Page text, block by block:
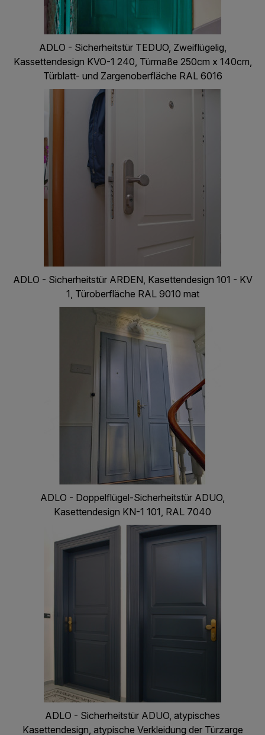
ADLO - Sicherheitstür TEDUO, Zweiflügelig,
Kassettendesign KVO-1 240, Türmaße 250cm x 140cm,
Türblatt- und Zargenoberfläche RAL 6016
ADLO - Sicherheitstür ARDEN, Kasettendesign 101 - KV
1, Türoberfläche RAL 9010 mat
ADLO - Doppelflügel-Sicherheitstür ADUO,
Kasettendesign KN-1 101, RAL 7040
ADLO - Sicherheitstür ADUO, atypisches
Kasettendesign, atypische Verkleidung der Türzarge